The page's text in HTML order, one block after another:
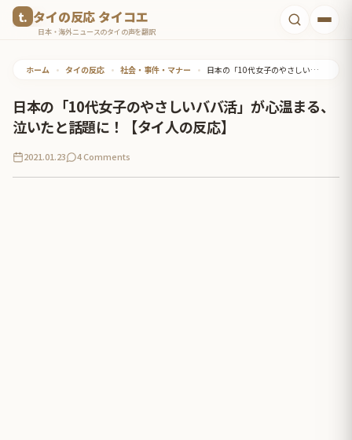
タイの反応 タイコエ
日本・海外ニュースのタイの声を翻訳
ホーム • タイの反応 • 社会・事件・マナー • 日本の「10代女子のやさしいババ活」が心温まる、泣いたと話題に！【タイ人の反応】
日本の「10代女子のやさしいババ活」が心温まる、
泣いたと話題に！【タイ人の反応】
2021.01.23 4 Comments